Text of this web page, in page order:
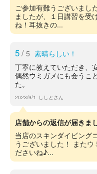
ご参加有難うございまし
ましたが、１日講習を受
ね！耳抜きの...
5/ 5 素晴らしい！
丁寧に教えていただき、
偶然ウミガメにも会うこ
た。
2023/9/1 ししとさん
店舗からの返信が届きま
当店のスキンダイビング
うございました！ またウ
ださいね♪...